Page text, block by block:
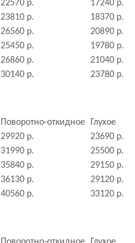
22570 р.
17240 р.
23810 р.
18370 р.
26560 р.
20890 р.
25450 р.
19780 р.
26860 р.
21040 р.
30140 р.
23780 р.
Поворотно-откидное
Глухое
29920 р.
23690 р.
31990 р.
25500 р.
35840 р.
29150 р.
36130 р.
29120 р.
40560 р.
33120 р.